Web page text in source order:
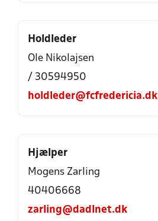
Holdleder
Ole Nikolajsen
/ 30594950
holdleder@fcfredericia.dk
Hjælper
Mogens Zarling
40406668
zarling@dadlnet.dk